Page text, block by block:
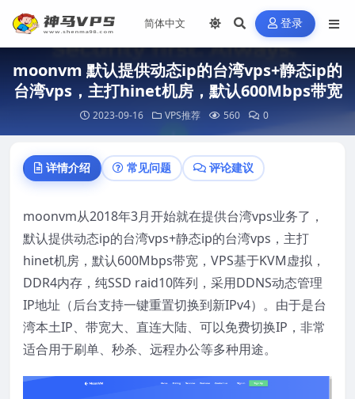
登录
moonvm 默认提供动态ip的台湾vps+静态ip的
台湾vps，主打hinet机房，默认600Mbps带宽
2023-09-16 VPS推荐 560 0
详情介绍 常见问题 评论建议
moonvm从2018年3月开始就在提供台湾vps业务了，
默认提供动态ip的台湾vps+静态ip的台湾vps，主打
hinet机房，默认600Mbps带宽，VPS基于KVM虚拟，
DDR4内存，纯SSD raid10阵列，采用DDNS动态管理
IP地址（后台支持一键重置切换到新IPv4）。由于是台
湾本土IP、带宽大、直连大陆、可以免费切换IP，非常
适合用于刷单、秒杀、远程办公等多种用途。